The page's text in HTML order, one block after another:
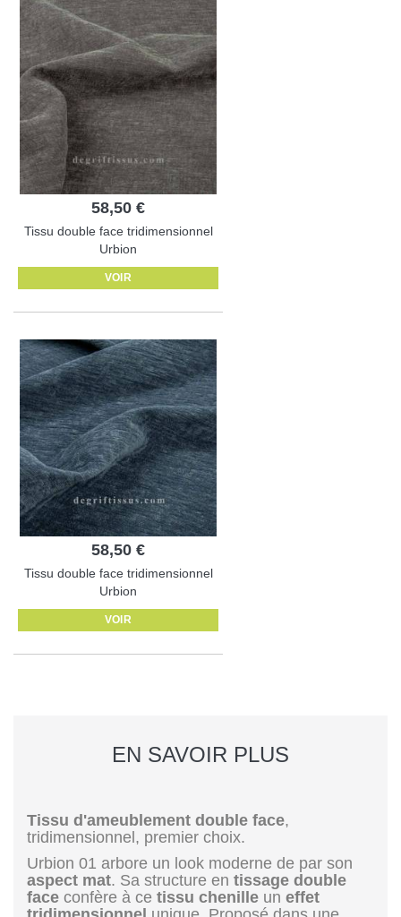
58,50 €
Tissu double face tridimensionnel
Urbion
VOIR
58,50 €
Tissu double face tridimensionnel
Urbion
VOIR
EN SAVOIR PLUS
Tissu d'ameublement double face,
tridimensionnel, premier choix.
Urbion 01 arbore un look moderne de par son
aspect mat. Sa structure en tissage double
face confère à ce tissu chenille un effet